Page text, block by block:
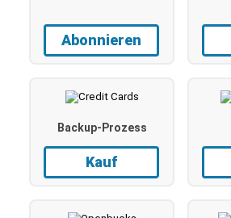
Abonnieren
Backup-Prozess
Kauf